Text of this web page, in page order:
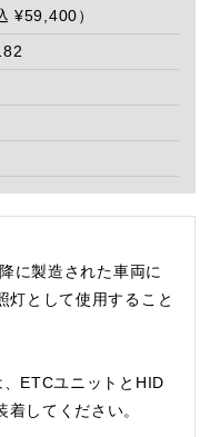
¥59,400）
に製造された車両に
灯として使用すること
ETCユニットとHID
してください。